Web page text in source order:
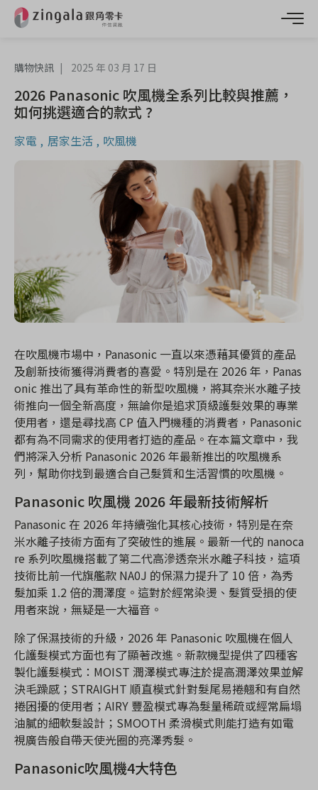
購物快訊 2025 年 03 月 17 日
2026 Panasonic 吹風機全系列比較與推薦，
如何挑選適合的款式 ?
家電 居家生活 吹風機
在吹風機市場中，Panasonic 一直以來憑藉其優質的產品
及創新技術獲得消費者的喜愛。特別是在 2026 年，Panas
onic 推出了具有革命性的新型吹風機，將其奈米水離子技
術推向一個全新高度，無論你是追求頂級護髮效果的專業
使用者，還是尋找高 CP 值入門機種的消費者，Panasonic
都有為不同需求的使用者打造的產品。在本篇文章中，我
們將深入分析 Panasonic 2026 年最新推出的吹風機系
列，幫助你找到最適合自己髮質和生活習慣的吹風機。
Panasonic 吹風機 2026 年最新技術解析
Panasonic 在 2026 年持續強化其核心技術，特別是在奈
米水離子技術方面有了突破性的進展。最新一代的 nanoca
re 系列吹風機搭載了第二代高滲透奈米水離子科技，這項
技術比前一代旗艦款 NA0J 的保濕力提升了 10 倍，為秀
髮加乘 1.2 倍的潤澤度。這對於經常染燙、髮質受損的使
用者來說，無疑是一大福音。
除了保濕技術的升級，2026 年 Panasonic 吹風機在個人
化護髮模式方面也有了顯著改進。新款機型提供了四種客
製化護髮模式：MOIST 潤澤模式專注於提高潤澤效果並解
決毛躁感；STRAIGHT 順直模式針對髮尾易捲翹和有自然
捲困擾的使用者；AIRY 豐盈模式專為髮量稀疏或經常扁塌
油膩的細軟髮設計；SMOOTH 柔滑模式則能打造有如電
視廣告般自帶天使光圈的亮澤秀髮。
Panasonic吹風機4大特色